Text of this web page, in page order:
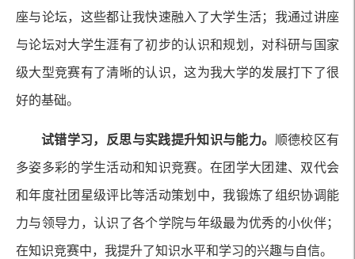
座与论坛，这些都让我快速融入了大学生活；我通过讲座
与论坛对大学生涯有了初步的认识和规划，对科研与国家
级大型竞赛有了清晰的认识，这为我大学的发展打下了很
好的基础。
试错学习，反思与实践提升知识与能力。 顺德校区有
多姿多彩的学生活动和知识竞赛。在团学大团建、双代会
和年度社团星级评比等活动策划中，我锻炼了组织协调能
力与领导力，认识了各个学院与年级最为优秀的小伙伴；
在知识竞赛中，我提升了知识水平和学习的兴趣与自信。